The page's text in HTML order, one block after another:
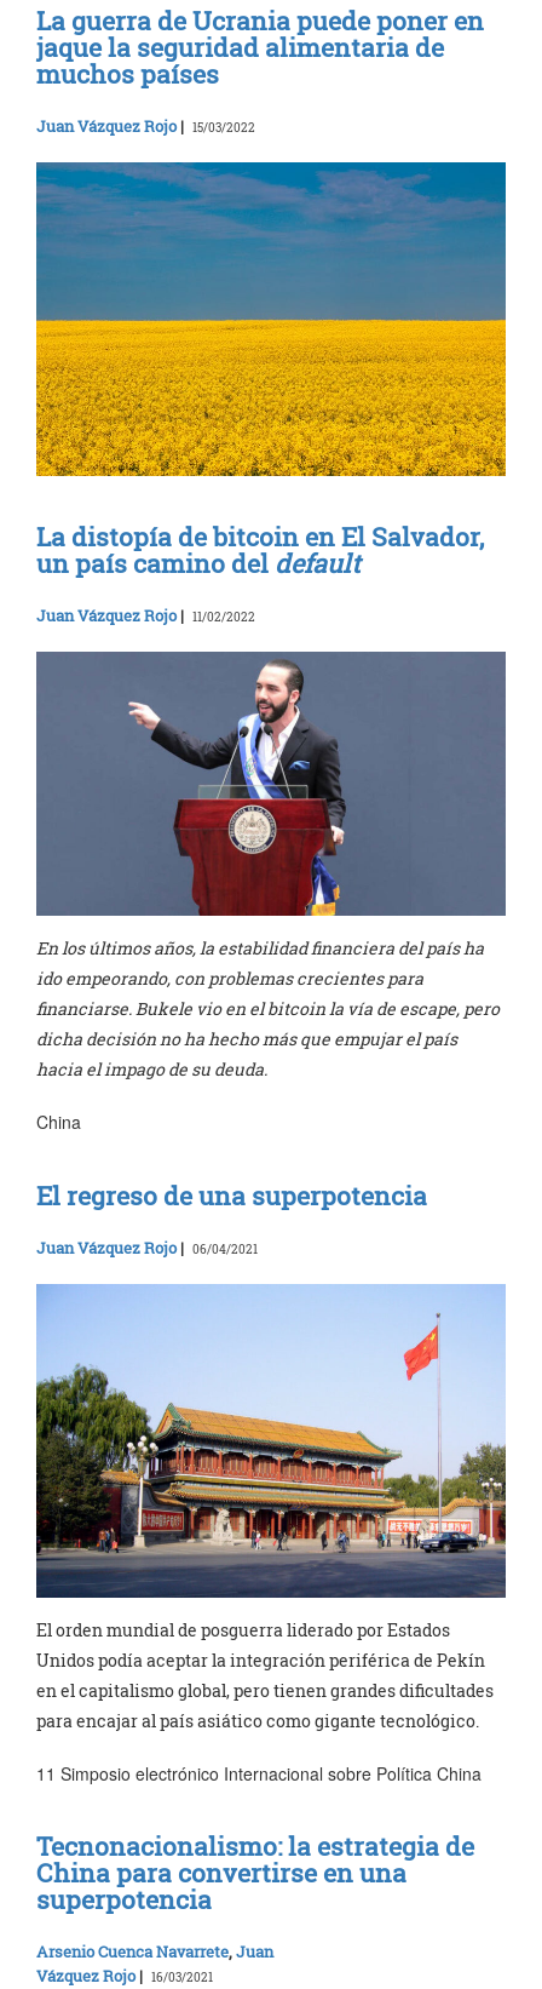
La guerra de Ucrania puede poner en
jaque la seguridad alimentaria de
muchos países
Juan Vázquez Rojo| 15/03/2022
La distopía de bitcoin en El Salvador,
un país camino del default
Juan Vázquez Rojo| 11/02/2022
En los últimos años, la estabilidad financiera del país ha
ido empeorando, con problemas crecientes para
financiarse. Bukele vio en el bitcoin la vía de escape, pero
dicha decisión no ha hecho más que empujar el país
hacia el impago de su deuda.
China
El regreso de una superpotencia
Juan Vázquez Rojo| 06/04/2021
El orden mundial de posguerra liderado por Estados
Unidos podía aceptar la integración periférica de Pekín
en el capitalismo global, pero tienen grandes dificultades
para encajar al país asiático como gigante tecnológico.
11 Simposio electrónico Internacional sobre Política China
Tecnonacionalismo: la estrategia de
China para convertirse en una
superpotencia
Arsenio Cuenca Navarrete,Juan
Vázquez Rojo| 16/03/2021